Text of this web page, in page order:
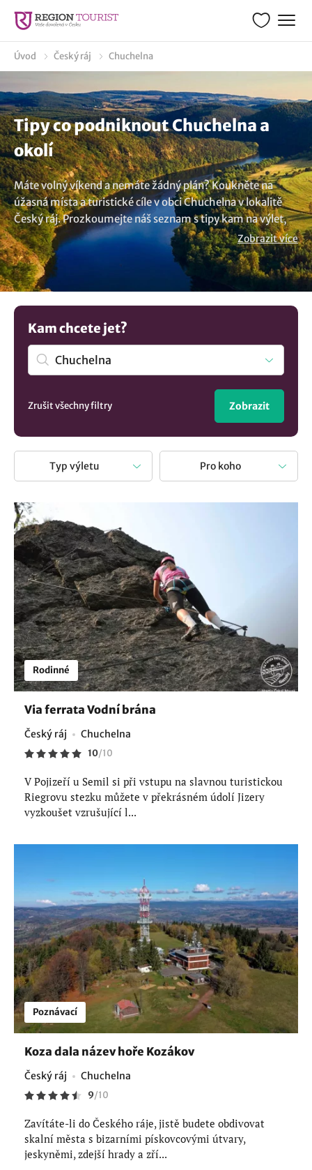
Úvod Český ráj Chuchelna
Tipy co podniknout Chuchelna a
okolí
Máte volný víkend a nemáte žádný plán? Koukněte na
úžasná místa a turistické cíle v obci Chuchelna v lokalitě
Český ráj. Prozkoumejte náš seznam s tipy kam na výlet,
navštivte jedinečné výletní cíle, objevte nevšední tipy co
navštívit a prožijte nezapomenutelný víkend. Napsali jsme
pro vás mnoho výletů s inspirací co vidět a nápadů kudy z
nudy. Prostudujte si našeho průvodce s tipy co dělat ve
volném dni v lokalitě Chuchelna a nudit se nebudete. Z
databáze tipů na kouzelná místa a kam na výlet jsme pro
vás náhodně vybrali:Krkavčí skála u Semil
Vodní brána
Koza dala název hoře Kozákov
procestovat celý Liberecký kraj. Není nad to si odpočinek
Zobrazit více
Kam chcete jet?
Zrušit všechny filtry Zobrazit
Typ výletu Pro koho
Rodinné
Via ferrata Vodní brána
Český ráj Chuchelna
10/10
V Pojizeří u Semil si při vstupu na slavnou turistickou
Riegrovu stezku můžete v překrásném údolí Jizery
vyzkoušet vzrušující l...
Poznávací
Koza dala název hoře Kozákov
Český ráj Chuchelna
9/10
Zavítáte-li do Českého ráje, jistě budete obdivovat
skalní města s bizarními pískovcovými útvary,
jeskyněmi, zdejší hrady a zří...